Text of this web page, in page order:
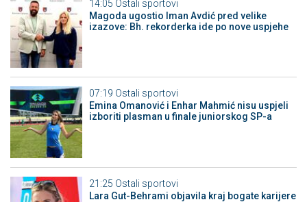
14:05 Ostali sportovi
Magoda ugostio Iman Avdić pred velike
izazove: Bh. rekorderka ide po nove uspjehe
07:19 Ostali sportovi
Emina Omanović i Enhar Mahmić nisu uspjeli
izboriti plasman u finale juniorskog SP-a
21:25 Ostali sportovi
Lara Gut-Behrami objavila kraj bogate karijere